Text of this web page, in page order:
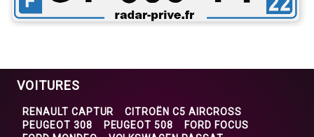
VOITURES
RENAULT CAPTUR
CITROËN C5 AIRCROSS
PEUGEOT 308
PEUGEOT 508
FORD FOCUS